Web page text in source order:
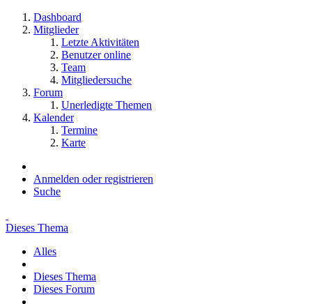
Dashboard
Mitglieder
Letzte Aktivitäten
Benutzer online
Team
Mitgliedersuche
Forum
Unerledigte Themen
Kalender
Termine
Karte
Anmelden oder registrieren
Suche
Dieses Thema
Alles
Dieses Thema
Dieses Forum